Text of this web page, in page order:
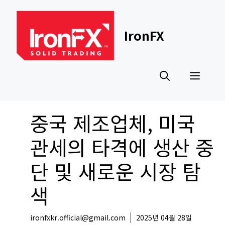
content
IronFX
중국 제조업체, 미국
관세의 타격에 생산 중
단 및 새로운 시장 탐
색
ironfxkr.official@gmail.com 2025년 04월 28일